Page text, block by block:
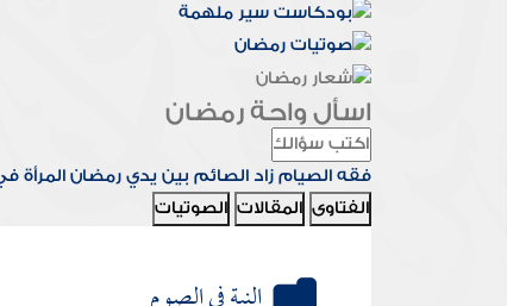
اسأل واحة رمضان
فقه الصيام زاد الصائم بين يدي رمضان المرأة
الفتاوى المقالات الصوتيات